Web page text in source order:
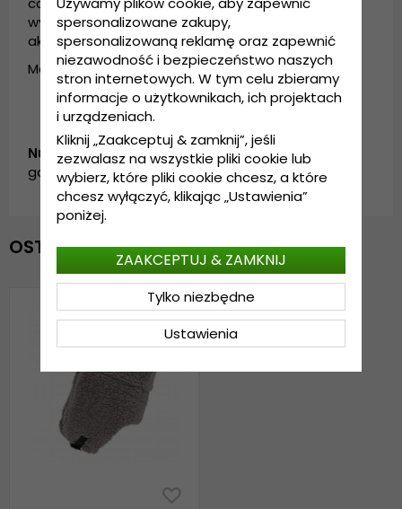
wybór, aby zachować ciepło podczas zimowych
aktywności.
Materiał: 100% poliester
Numer artykułu:
garda.WH0621704.1.lycksele.grey
OSTATNIO OGLĄDANE
spersonalizowane zakupy,
spersonalizowaną reklamę oraz zapewnić
niezawodność i bezpieczeństwo naszych
stron internetowych. W tym celu zbieramy
informacje o użytkownikach, ich projektach
i urządzeniach.
Kliknij „Zaakceptuj & zamknij”, jeśli
zezwalasz na wszystkie pliki cookie lub
wybierz, które pliki cookie chcesz, a które
chcesz wyłączyć, klikając „Ustawienia”
poniżej.
Ustawienia
Tylko niezbędne
ZAAKCEPTUJ & ZAMKNIJ